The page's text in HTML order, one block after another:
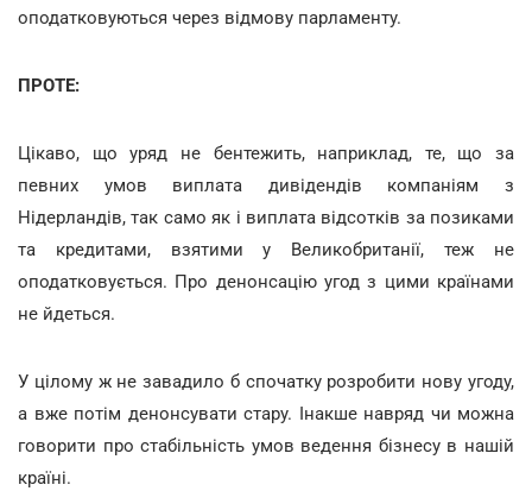
оподатковуються через відмову парламенту.
ПРОТЕ:
Цікаво, що уряд не бентежить, наприклад, те, що за
певних умов виплата дивідендів компаніям з
Нідерландів, так само як і виплата відсотків за позиками
та кредитами, взятими у Великобританії, теж не
оподатковується. Про денонсацію угод з цими країнами
не йдеться.
У цілому ж не завадило б спочатку розробити нову угоду,
а вже потім денонсувати стару. Інакше навряд чи можна
говорити про стабільність умов ведення бізнесу в нашій
країні.